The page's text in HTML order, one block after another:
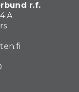
r.f.
A